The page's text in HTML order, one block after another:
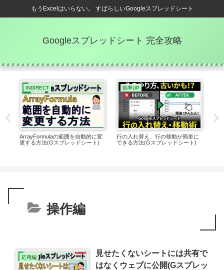
もうExcelはいらない。 すばらしいGoogleスプレッドシート
Googleスプレッドシート 完全攻略
INDIRECT
ArrayFormulaの範囲を自動的に変
更する方法(Gスプレッドシート)
効率UP
行の入れ替え、行の移動が簡単に
できる方法(Gスプレッドシート)
操作編
応用編
見せたくないシートには共有で
はなくウェブに公開(Gスプレッ